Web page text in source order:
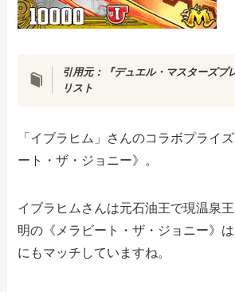
引用元：『デュエル・マスターズプ
リスト
「イブラヒム」さんのコラボプライ
ート・ザ・ジョニー》。
イブラヒムさんは元石油王で現温泉
明の《メラビート・ザ・ジョニー》
にもマッチしていますね。